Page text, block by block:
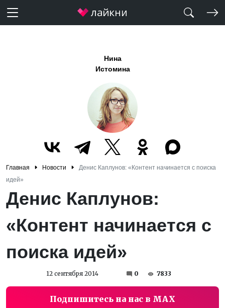
Нина
Истомина
Главная Новости
Денис Каплунов: «Контент начинается с поиска
идей»
Денис Каплунов:
«Контент начинается с
поиска идей»
12 сентября 2014 0 7833
Подпишитесь на нас в MAX